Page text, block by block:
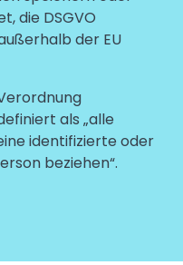
die DSGVO
der EU
als „alle
identifizierte oder
beziehen“.